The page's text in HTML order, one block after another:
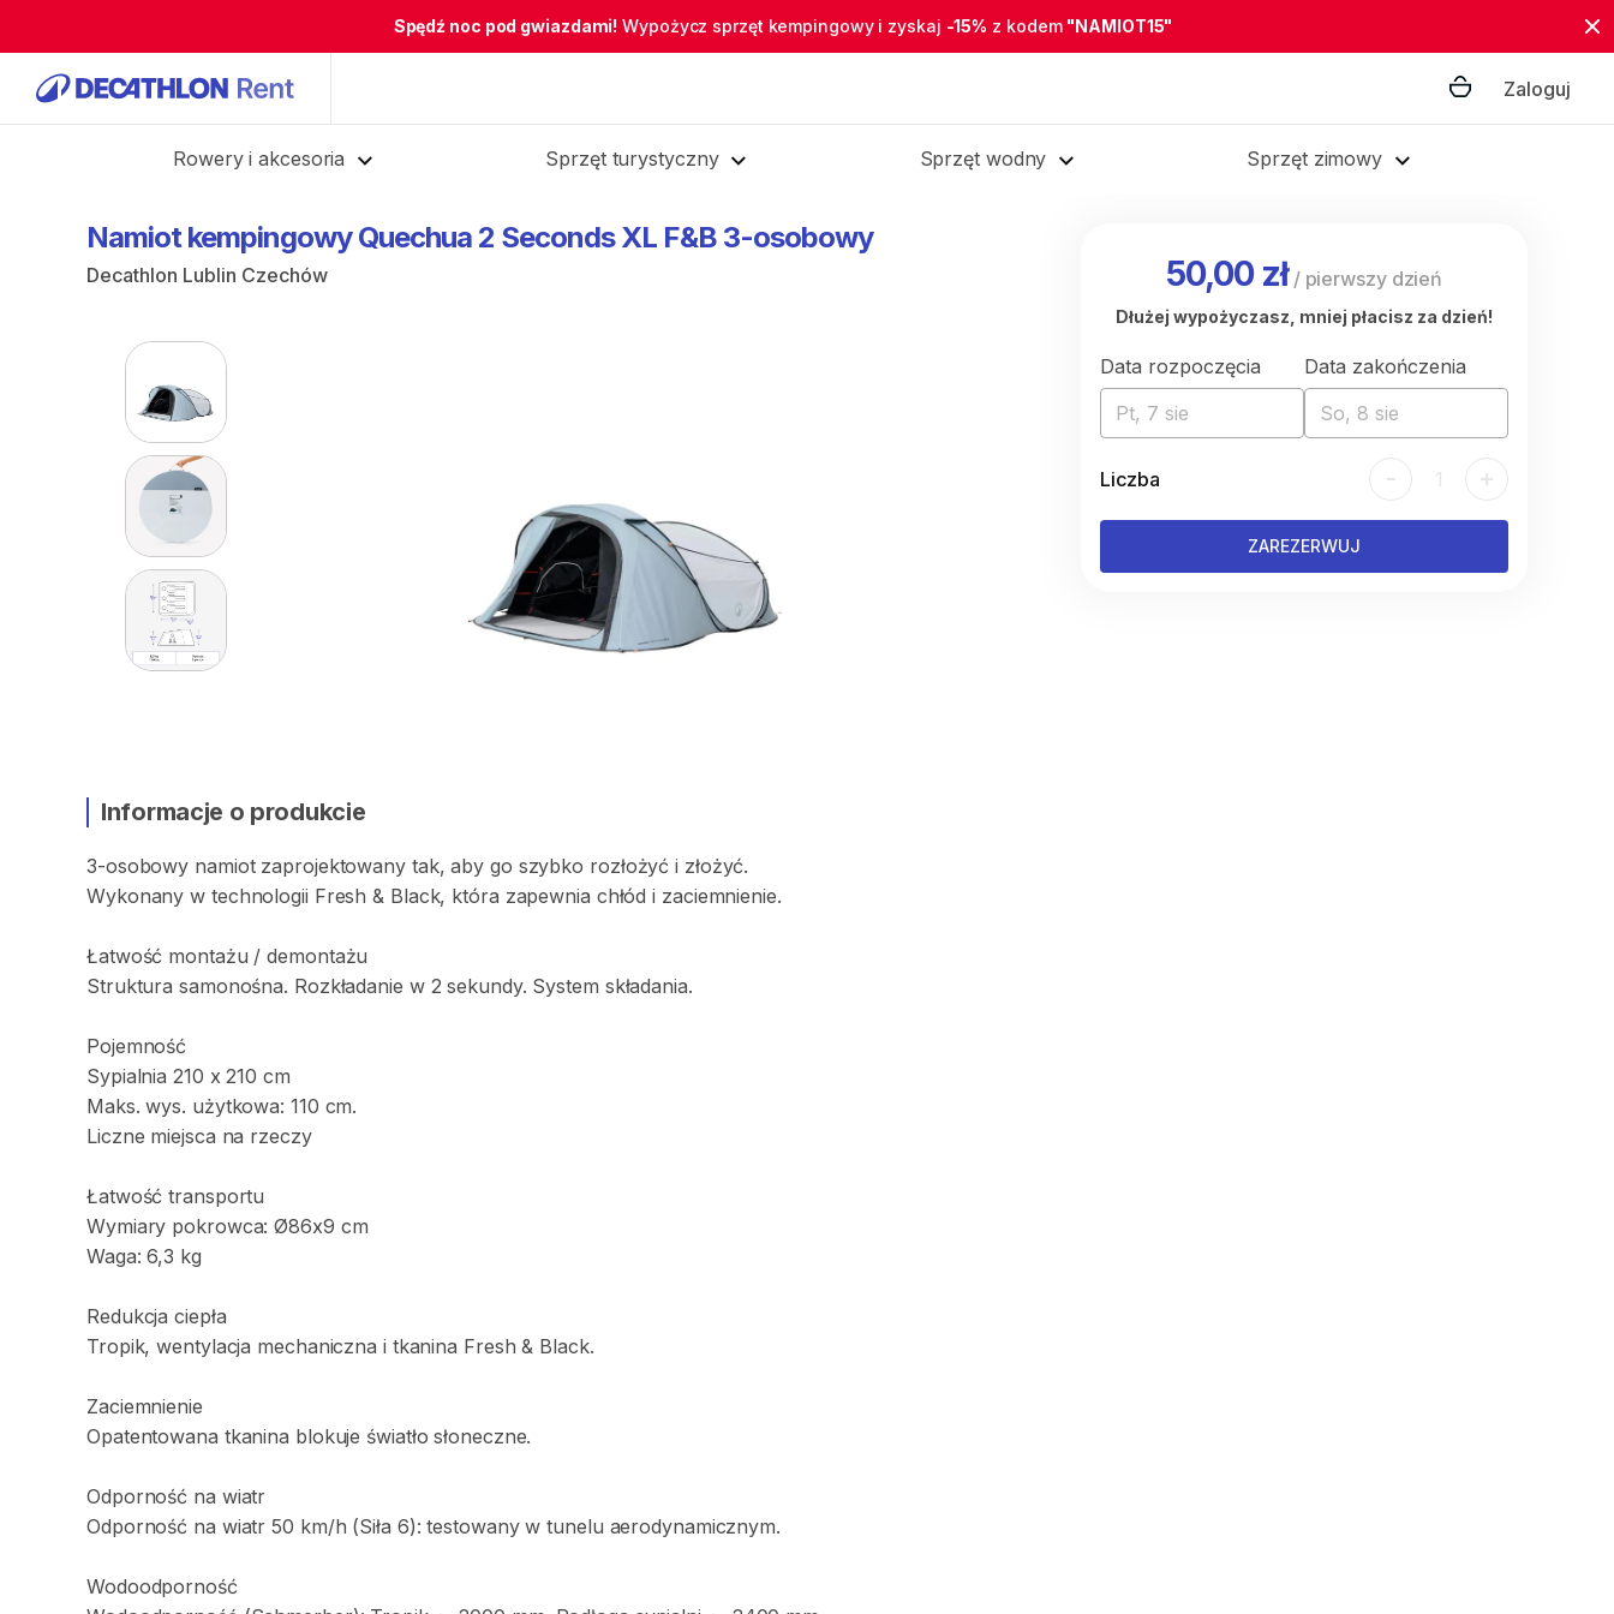
Spędź noc pod gwiazdami! Wypożycz sprzęt kempingowy i zyskaj -15% z kodem "NAMIOT15"
Zaloguj
Rowery i akcesoria Sprzęt turystyczny Sprzęt wodny Sprzęt zimowy
Namiot kempingowy Quechua 2 Seconds XL F&B 3-osobowy
Decathlon Lublin Czechów
Informacje o produkcie
3-osobowy namiot zaprojektowany tak​,​ aby go szybko rozłożyć i złożyć.
Wykonany w technologii Fresh & Black​,​ która zapewnia chłód i zaciemnienie.
Łatwość montażu ​/​ demontażu
Struktura samonośna. Rozkładanie w 2 sekundy. System składania.
Pojemność
Sypialnia 210 x 210 cm
Maks. wys. użytkowa: 110 cm.
Liczne miejsca na rzeczy
Łatwość transportu
Wymiary pokrowca: Ø86x9 cm
Waga: 6​,​3 kg
Redukcja ciepła
Tropik​,​ wentylacja mechaniczna i tkanina Fresh & Black.
Zaciemnienie
Opatentowana tkanina blokuje światło słoneczne.
Odporność na wiatr
Odporność na wiatr 50 km​/​h (Siła 6): testowany w tunelu aerodynamicznym.
Wodoodporność
50,00 zł/ pierwszy dzień
Dłużej wypożyczasz, mniej płacisz za dzień!
Data rozpoczęcia
Pt, 7 sie
Data zakończenia
So, 8 sie
Liczba - 1 +
ZAREZERWUJ